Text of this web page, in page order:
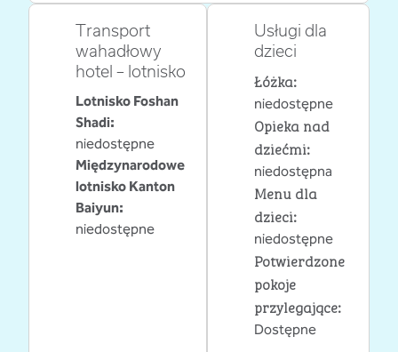
Transport
wahadłowy
hotel – lotnisko
Lotnisko Foshan
Shadi:
niedostępne
Międzynarodowe
lotnisko Kanton
Baiyun:
niedostępne
Usługi dla
dzieci
Łóżka:
niedostępne
Opieka nad
dziećmi:
niedostępna
Menu dla
dzieci:
niedostępne
Potwierdzone
pokoje
przylegające:
Dostępne